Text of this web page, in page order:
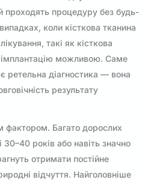
проходять процедуру без будь-
коли кісткова тканина
такі як кісткова
можливою. Саме
ретельна діагностика — вона
результату
фактором. Багато дорослих
років або навіть значно
отримати постійне
відчуття. Найголовніше